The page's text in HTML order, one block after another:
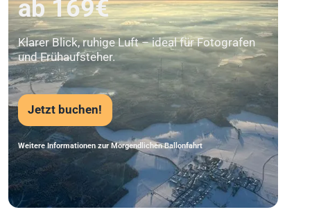
ab 169€
Klarer Blick, ruhige Luft – ideal für Fotografen
und Frühaufsteher.
Jetzt buchen!
Weitere Informationen zur Morgendlichen Ballonfahrt